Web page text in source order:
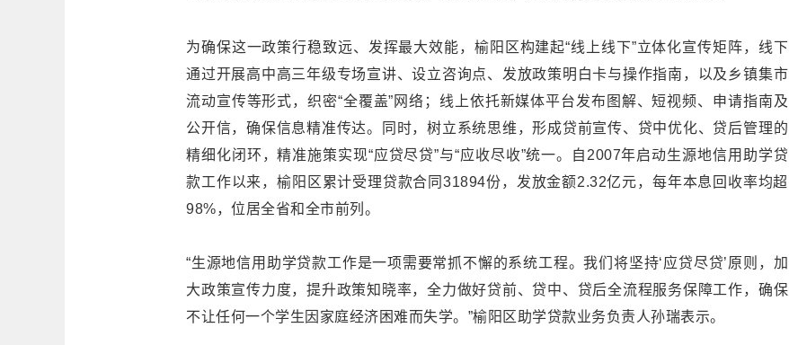
为确保这一政策行稳致远、发挥最大效能，榆阳区构建起“线上线下”立体化宣传矩阵，线下
通过开展高中高三年级专场宣讲、设立咨询点、发放政策明白卡与操作指南，以及乡镇集市
流动宣传等形式，织密“全覆盖”网络；线上依托新媒体平台发布图解、短视频、申请指南及
公开信，确保信息精准传达。同时，树立系统思维，形成贷前宣传、贷中优化、贷后管理的
精细化闭环，精准施策实现“应贷尽贷”与“应收尽收”统一。自2007年启动生源地信用助学贷
款工作以来，榆阳区累计受理贷款合同31894份，发放金额2.32亿元，每年本息回收率均超
98%，位居全省和全市前列。
“生源地信用助学贷款工作是一项需要常抓不懈的系统工程。我们将坚持‘应贷尽贷’原则，加
大政策宣传力度，提升政策知晓率，全力做好贷前、贷中、贷后全流程服务保障工作，确保
不让任何一个学生因家庭经济困难而失学。”榆阳区助学贷款业务负责人孙瑞表示。